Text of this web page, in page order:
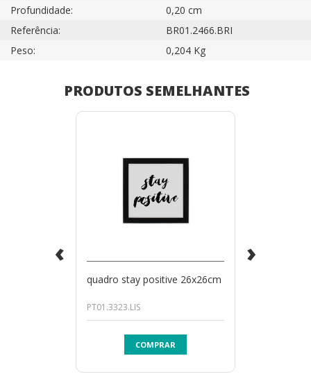
Profundidade:
0,20 cm
Referência:
BR01.2466.BRI
Peso:
0,204 Kg
PRODUTOS SEMELHANTES
quadro stay positive 26x26cm
PT01.3323.LIS
COMPRAR
‹ ›